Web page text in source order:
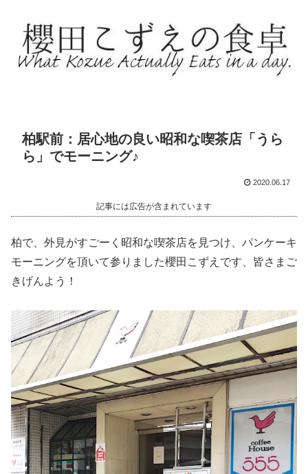
柏駅前：居心地の良い昭和な喫茶店「うら
ら」でモーニング♪
2020.06.17
記事には広告が含まれています
柏で、外見がすごーく昭和な喫茶店を見つけ、パンケーキ
モーニングを頂いて参りました櫻田こずえです、皆さまご
きげんよう！